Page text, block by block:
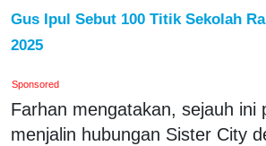
Gus Ipul Sebut 100 Titik Sekolah
2025
Sponsored
Farhan mengatakan, sejauh ini
menjalin hubungan Sister City